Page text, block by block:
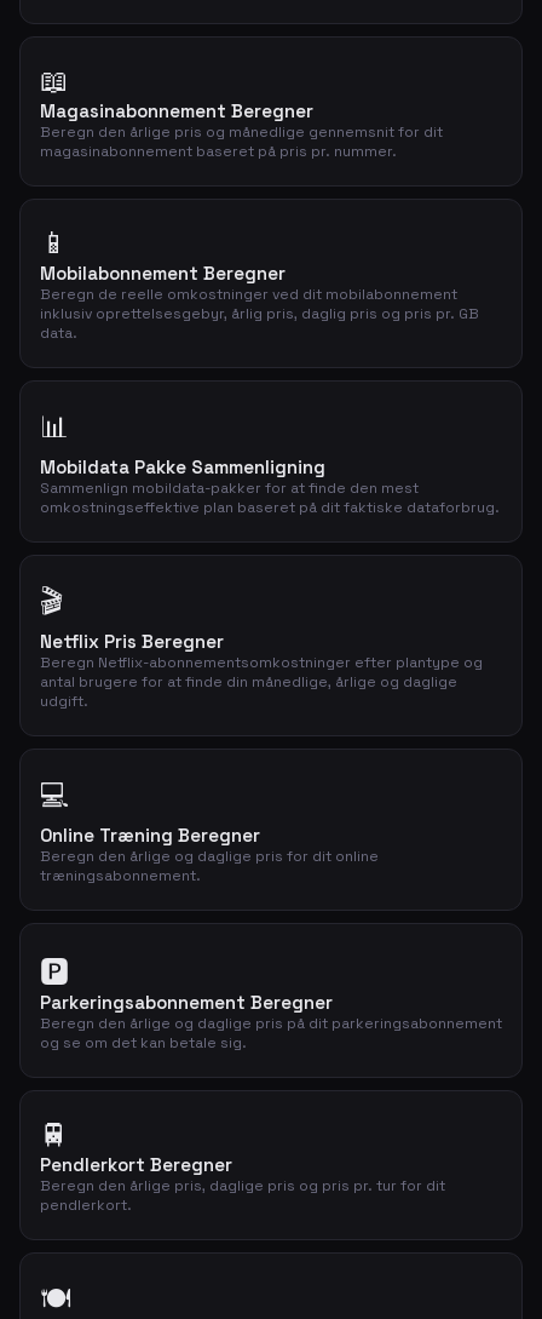
📖
Magasinabonnement Beregner
Beregn den årlige pris og månedlige gennemsnit for dit
magasinabonnement baseret på pris pr. nummer.
📱
Mobilabonnement Beregner
Beregn de reelle omkostninger ved dit mobilabonnement
inklusiv oprettelsesgebyr, årlig pris, daglig pris og pris pr. GB
data.
📊
Mobildata Pakke Sammenligning
Sammenlign mobildata-pakker for at finde den mest
omkostningseffektive plan baseret på dit faktiske dataforbrug.
🎬
Netflix Pris Beregner
Beregn Netflix-abonnementsomkostninger efter plantype og
antal brugere for at finde din månedlige, årlige og daglige
udgift.
💻
Online Træning Beregner
Beregn den årlige og daglige pris for dit online
træningsabonnement.
🅿️
Parkeringsabonnement Beregner
Beregn den årlige og daglige pris på dit parkeringsabonnement
og se om det kan betale sig.
🚆
Pendlerkort Beregner
Beregn den årlige pris, daglige pris og pris pr. tur for dit
pendlerkort.
🍽️